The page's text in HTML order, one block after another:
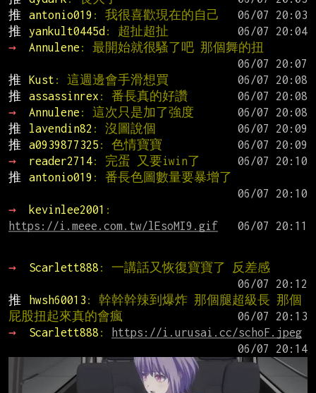
推
antonio019 : 我很喜歡現在的自己
推
yankult0445d : 超扯超扯
→
Annulene : 最開始就很騷了吧 那個舞的扭
推
Kust : 這週邊會手滑想買
推
assassinrex : 番長真的好讚
→
Annulene : 這次只是加了強度
推
lavendin82 : 沒圖說個
推
a0939877325 : 色情寶寶
→
reader2714: 完蛋 又要iwin了
推
antonio019 : 番長色圖數量要暴增了
→
kevinlee2001
https://i.meee.com.tw/lEsoMI9.gif
→ Scarlett888 : 一講話又恢復寶寶了 反差感
推
hwsh60013 : 幹幹幹辣到爆炸 那個腿超級長 那個
屁股扭起來真的會瘋
→
Scarlett888 :
https://i.urusai.cc/schoF.jpeg